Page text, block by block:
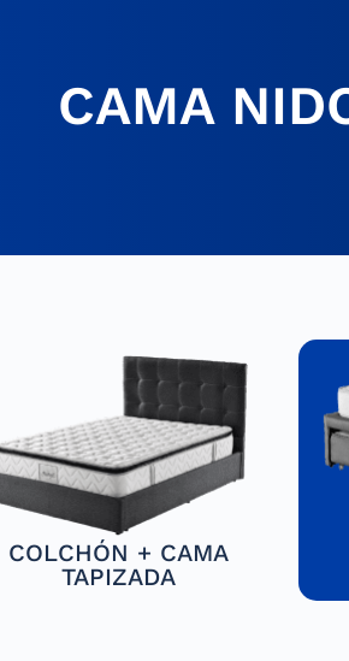
CAMA
COLCHÓN + CAMA
TAPIZADA